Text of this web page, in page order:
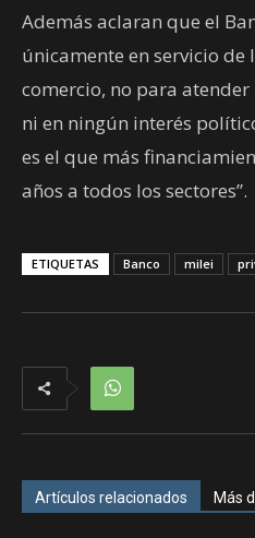
Además aclaran que el
únicamente en servicio
comercio, no para
ni en ningún interés
es el que más
años a todos los sectores”.
ETIQUETAS Banco milei
Artículos relacionados Más